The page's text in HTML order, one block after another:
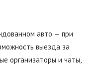
авто — при
выезда за
организаторы и чаты,